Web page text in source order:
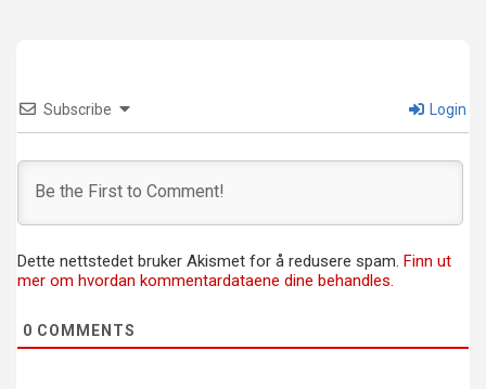
Subscribe Login
Dette nettstedet bruker Akismet for å redusere spam. Finn ut
mer om hvordan kommentardataene dine behandles.
0 COMMENTS